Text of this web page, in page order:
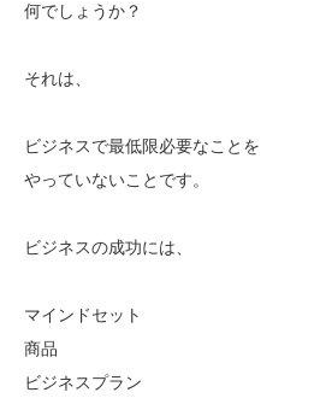
何でしょうか？
それは、
ビジネスで最低限必要なことを
やっていないことです。
ビジネスの成功には、
マインドセット
商品
ビジネスプラン